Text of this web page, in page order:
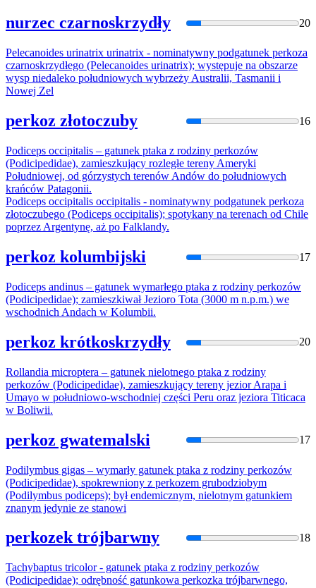
nurzec czarnoskrzydły 20
Pelecanoides urinatrix urinatrix - nominatywny podgatunek perkoza
czarnoskrzydłego (Pelecanoides urinatrix); występuje na obszarze
wysp niedaleko południowych wybrzeży Australii, Tasmanii i
Nowej Zel
perkoz złotoczuby 16
Podiceps occipitalis – gatunek ptaka z rodziny perkozów
(Podicipedidae), zamieszkujący rozległe tereny Ameryki
Południowej, od górzystych terenów Andów do południowych
krańców Patagonii.
Podiceps occipitalis occipitalis - nominatywny podgatunek perkoza
złotoczubego (Podiceps occipitalis); spotykany na terenach od Chile
poprzez Argentynę, aż po Falklandy.
perkoz kolumbijski 17
Podiceps andinus – gatunek wymarłego ptaka z rodziny perkozów
(Podicipedidae); zamieszkiwał Jezioro Tota (3000 m n.p.m.) we
wschodnich Andach w Kolumbii.
perkoz krótkoskrzydły 20
Rollandia microptera – gatunek nielotnego ptaka z rodziny
perkozów (Podicipedidae), zamieszkujący tereny jezior Arapa i
Umayo w południowo-wschodniej części Peru oraz jeziora Titicaca
w Boliwii.
perkoz gwatemalski 17
Podilymbus gigas – wymarły gatunek ptaka z rodziny perkozów
(Podicipedidae), spokrewniony z perkozem grubodziobym
(Podilymbus podiceps); był endemicznym, nielotnym gatunkiem
znanym jedynie ze stanowi
perkozek trójbarwny 18
Tachybaptus tricolor - gatunek ptaka z rodziny perkozów
(Podicipedidae); odrębność gatunkowa perkozka trójbarwnego,